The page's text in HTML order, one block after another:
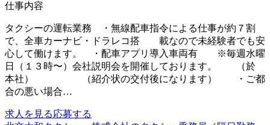
仕事内容
タクシーの運転業務 ・無線配車指令による仕事が約７割
で、全車カーナビ・ドラレコ搭 載なので未経験者でも安
心して働けます。 ・配車アプリ導入車両有 ※毎週水曜
日（１３時〜）会社説明会を開催しております。 （於
本社） （紹介状の交付後になります） ・ご都
合の悪い場合…
求人を見る応募する